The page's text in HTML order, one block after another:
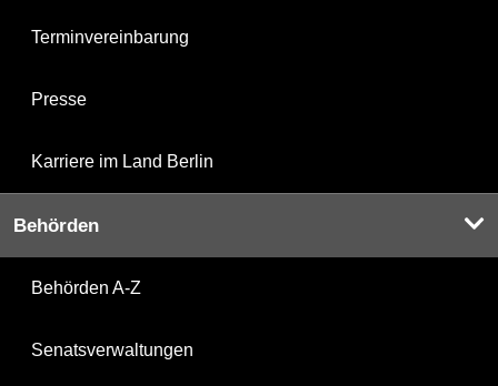
Terminvereinbarung
Presse
Karriere im Land Berlin
Behörden
Behörden A-Z
Senatsverwaltungen